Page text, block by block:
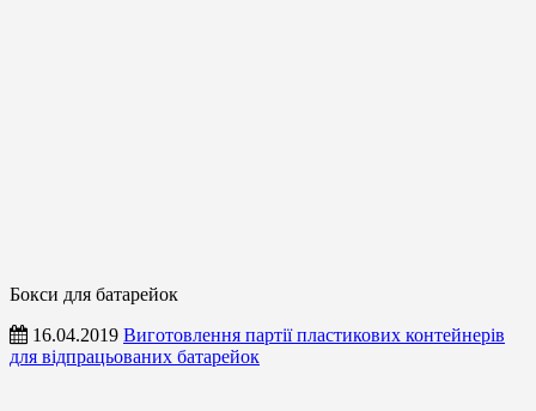
Бокси для батарейок
16.04.2019 Виготовлення партії пластикових контейнерів
для відпрацьованих батарейок